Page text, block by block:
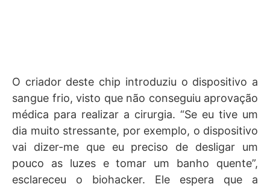
O criador deste chip introduziu o dispositivo a
sangue frio, visto que não conseguiu aprovação
médica para realizar a cirurgia. “Se eu tive um
dia muito stressante, por exemplo, o dispositivo
vai dizer-me que eu preciso de desligar um
pouco as luzes e tomar um banho quente”,
esclareceu o biohacker. Ele espera que a